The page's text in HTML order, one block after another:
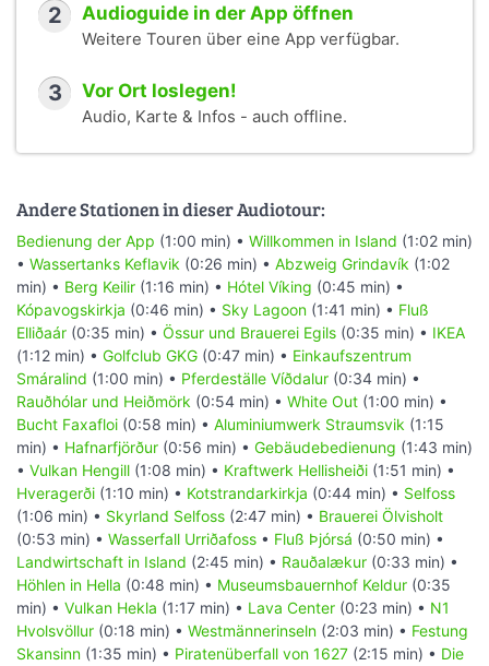
2 Audioguide in der App öffnen
Weitere Touren über eine App verfügbar.
3 Vor Ort loslegen!
Audio, Karte & Infos - auch offline.
Andere Stationen in dieser Audiotour:
Bedienung der App (1:00 min) • Willkommen in Island (1:02 min)
• Wassertanks Keflavik (0:26 min) • Abzweig Grindavík (1:02
min) • Berg Keilir (1:16 min) • Hótel Víking (0:45 min) •
Kópavogskirkja (0:46 min) • Sky Lagoon (1:41 min) • Fluß
Elliðaár (0:35 min) • Össur und Brauerei Egils (0:35 min) • IKEA
(1:12 min) • Golfclub GKG (0:47 min) • Einkaufszentrum
Smáralind (1:00 min) • Pferdeställe Víðdalur (0:34 min) •
Rauðhólar und Heiðmörk (0:54 min) • White Out (1:00 min) •
Bucht Faxafloi (0:58 min) • Aluminiumwerk Straumsvik (1:15
min) • Hafnarfjörður (0:56 min) • Gebäudebedienung (1:43 min)
• Vulkan Hengill (1:08 min) • Kraftwerk Hellisheiði (1:51 min) •
Hveragerði (1:10 min) • Kotstrandarkirkja (0:44 min) • Selfoss
(1:06 min) • Skyrland Selfoss (2:47 min) • Brauerei Ölvisholt
(0:53 min) • Wasserfall Urriðafoss • Fluß Þjórsá (0:50 min) •
Landwirtschaft in Island (2:45 min) • Rauðalækur (0:33 min) •
Höhlen in Hella (0:48 min) • Museumsbauernhof Keldur (0:35
min) • Vulkan Hekla (1:17 min) • Lava Center (0:23 min) • N1
Hvolsvöllur (0:18 min) • Westmännerinseln (2:03 min) • Festung
Skansinn (1:35 min) • Piratenüberfall von 1627 (2:15 min) • Die